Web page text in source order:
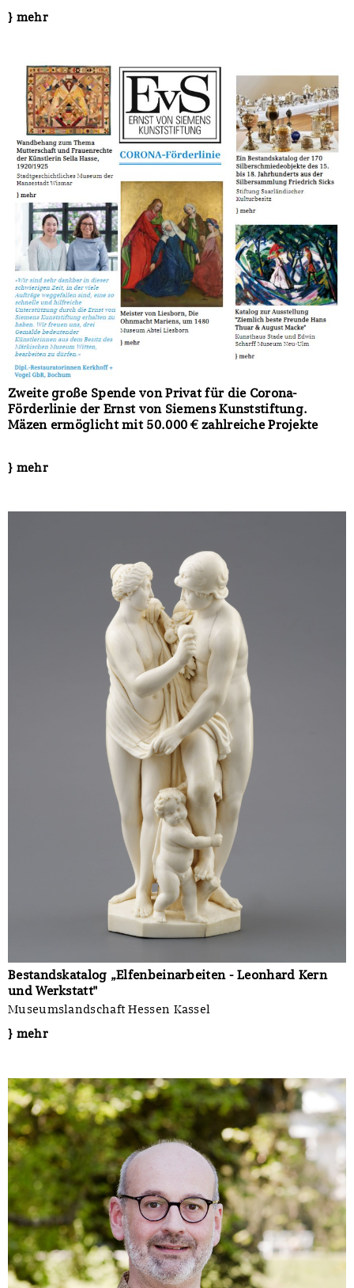
} mehr
Zweite große Spende von Privat für die Corona-
Förderlinie der Ernst von Siemens Kunststiftung.
Mäzen ermöglicht mit 50.000 € zahlreiche Projekte
} mehr
Bestandskatalog „Elfenbeinarbeiten - Leonhard Kern
und Werkstatt"
Museumslandschaft Hessen Kassel
} mehr